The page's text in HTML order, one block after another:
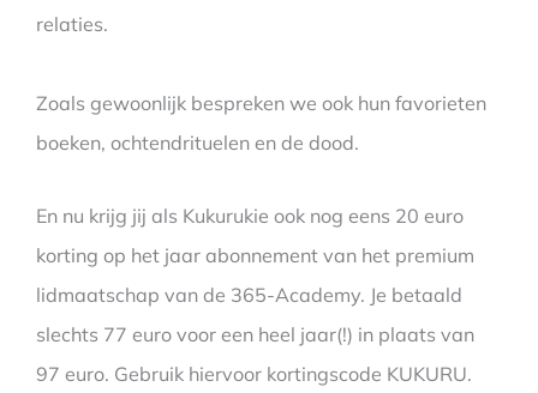
relaties.
Zoals gewoonlijk bespreken we ook hun favorieten
boeken, ochtendrituelen en de dood.
En nu krijg jij als Kukurukie ook nog eens 20 euro
korting op het jaar abonnement van het premium
lidmaatschap van de 365-Academy. Je betaald
slechts 77 euro voor een heel jaar(!) in plaats van
97 euro. Gebruik hiervoor kortingscode KUKURU.